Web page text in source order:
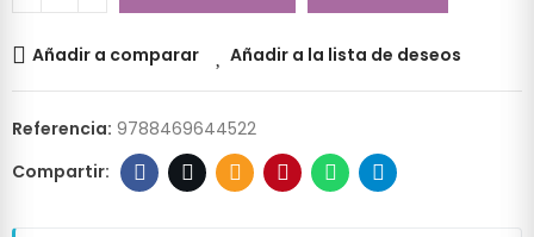
Añadir a comparar Añadir a la lista de deseos
Referencia: 9788469644522